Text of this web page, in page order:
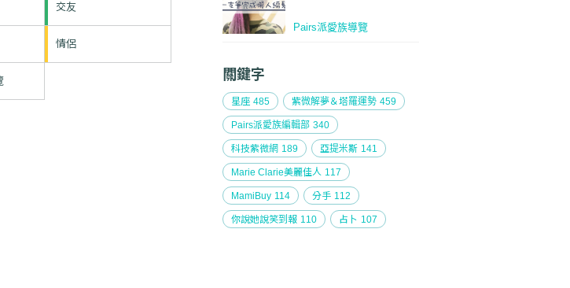
交友
情侶
Pairs派愛族導覽
關鍵字
星座 485 紫微解夢＆塔羅運勢 459
Pairs派愛族編輯部 340
科技紫微網 189 亞提米斯 141
Marie Clarie美麗佳人 117
MamiBuy 114 分手 112
你說她說笑到報 110 占卜 107